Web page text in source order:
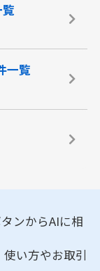
一覧
ンからAIに相
使い方やお取引